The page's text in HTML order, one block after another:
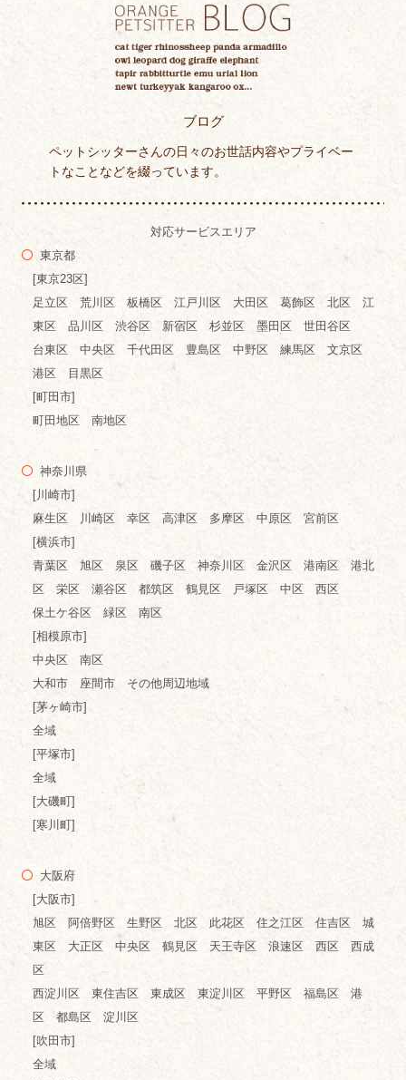
ブログ
ペットシッターさんの日々のお世話内容やプライベー
トなことなどを綴っています。
対応サービスエリア
東京都
[東京23区]
足立区 荒川区 板橋区 江戸川区 大田区 葛飾区 北区 江
東区 品川区 渋谷区 新宿区 杉並区 墨田区 世田谷区
台東区 中央区 千代田区 豊島区 中野区 練馬区 文京区
港区 目黒区
[町田市]
町田地区 南地区
神奈川県
[川崎市]
麻生区 川崎区 幸区 高津区 多摩区 中原区 宮前区
[横浜市]
青葉区 旭区 泉区 磯子区 神奈川区 金沢区 港南区 港北
区 栄区 瀬谷区 都筑区 鶴見区 戸塚区 中区 西区
保土ケ谷区 緑区 南区
[相模原市]
中央区 南区
大和市 座間市 その他周辺地域
[茅ヶ崎市]
全域
[平塚市]
全域
[大磯町]
[寒川町]
大阪府
[大阪市]
旭区 阿倍野区 生野区 北区 此花区 住之江区 住吉区 城
東区 大正区 中央区 鶴見区 天王寺区 浪速区 西区 西成
区
西淀川区 東住吉区 東成区 東淀川区 平野区 福島区 港
区 都島区 淀川区
[吹田市]
全域